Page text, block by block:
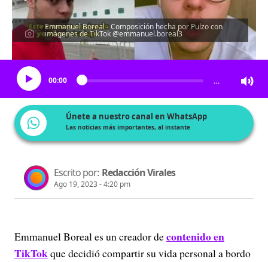
Emmanuel Boreal - Composición hecha por Pulzo con
imágenes de TikTok @emmanuel.boreal3
Escucha el artículo
00:00 …
Únete a nuestro canal en WhatsApp
Las noticias más importantes, al instante
Escrito por: Redacción Virales
Ago 19, 2023 - 4:20 pm
Emmanuel Boreal es un creador decontenido en
TikTokque decidió compartir su vida personal a bordo